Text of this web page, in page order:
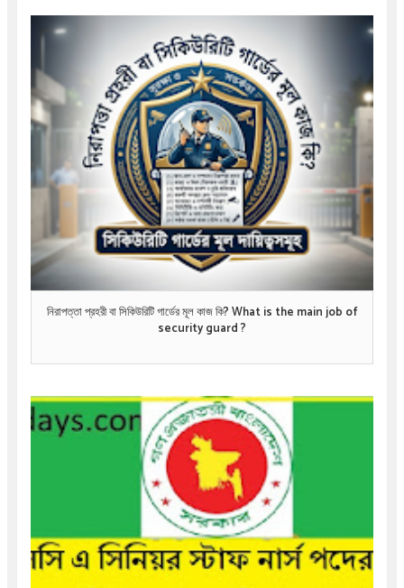
নিরাপত্তা প্রহরী বা সিকিউরিটি গার্ডের মূল কাজ কি? What is the main job of
security guard ?